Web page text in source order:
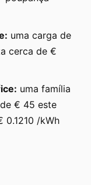
uma carga de
cerca de €
uma família
€ 45 este
0.1210 /kWh